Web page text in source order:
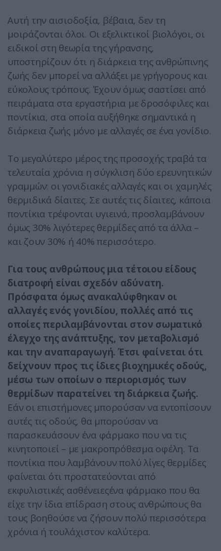
Αυτή την αισιοδοξία, βέβαια, δεν τη
μοιράζονται όλοι. Οι εξελικτικοί βιολόγοι, οι
ειδικοί στη θεωρία της γήρανσης,
υποστηρίζουν ότι η διάρκεια της ανθρώπινης
ζωής δεν μπορεί να αλλάξει με γρήγορους και
εύκολους τρόπους. Έχουν όμως σαστίσει από
πειράματα στα εργαστήρια με δροσόφιλες και
ποντίκια, στα οποία αυξήθηκε σημαντικά η
διάρκεια ζωής μόνο με αλλαγές σε ένα γονίδιο.
Το μεγαλύτερο μέρος της προσοχής τραβά τα
τελευταία χρόνια η σύγκλιση δύο ερευνητικών
γραμμών: οι γονιδιακές αλλαγές και οι χαμηλές
θερμιδικά δίαιτες. Σε αυτές τις δίαιτες, κάποια
ποντίκια τρέφονται υγιεινά, προσλαμβάνουν
όμως 30% λιγότερες θερμίδες από τα άλλα –
και ζουν 30% ή 40% περισσότερο.
Για τους ανθρώπους μια τέτοιου είδους
διατροφή είναι σχεδόν αδύνατη.
Πρόσφατα όμως ανακαλύφθηκαν οι
αλλαγές ενός γονιδίου, πολλές από τις
οποίες περιλαμβάνονται στον σωματικό
έλεγχο της ανάπτυξης, τον μεταβολισμό
και την αναπαραγωγή. Έτσι φαίνεται ότι
δείχνουν προς τις ίδιες βιοχημικές οδούς,
μέσω των οποίων ο περιορισμός των
θερμίδων παρατείνει τη διάρκεια ζωής.
Εάν οι επιστήμονες μπορούσαν να εντοπίσουν
αυτές τις οδούς, θα μπορούσαν να
παρασκευάσουν ένα φάρμακο που να τις
κινητοποιεί – με μακροπρόθεσμα οφέλη. Τα
ποντίκια που λαμβάνουν πολύ λίγες θερμίδες
φαίνεται ότι προστατεύονται από
εκφυλιστικές ασθένειεςένα φάρμακο που θα
είχε την ίδια επίδραση στους ανθρώπους θα
τους βοηθούσε να ζήσουν πολύ περισσότερα
χρόνια ή τουλάχιστον καλύτερα.